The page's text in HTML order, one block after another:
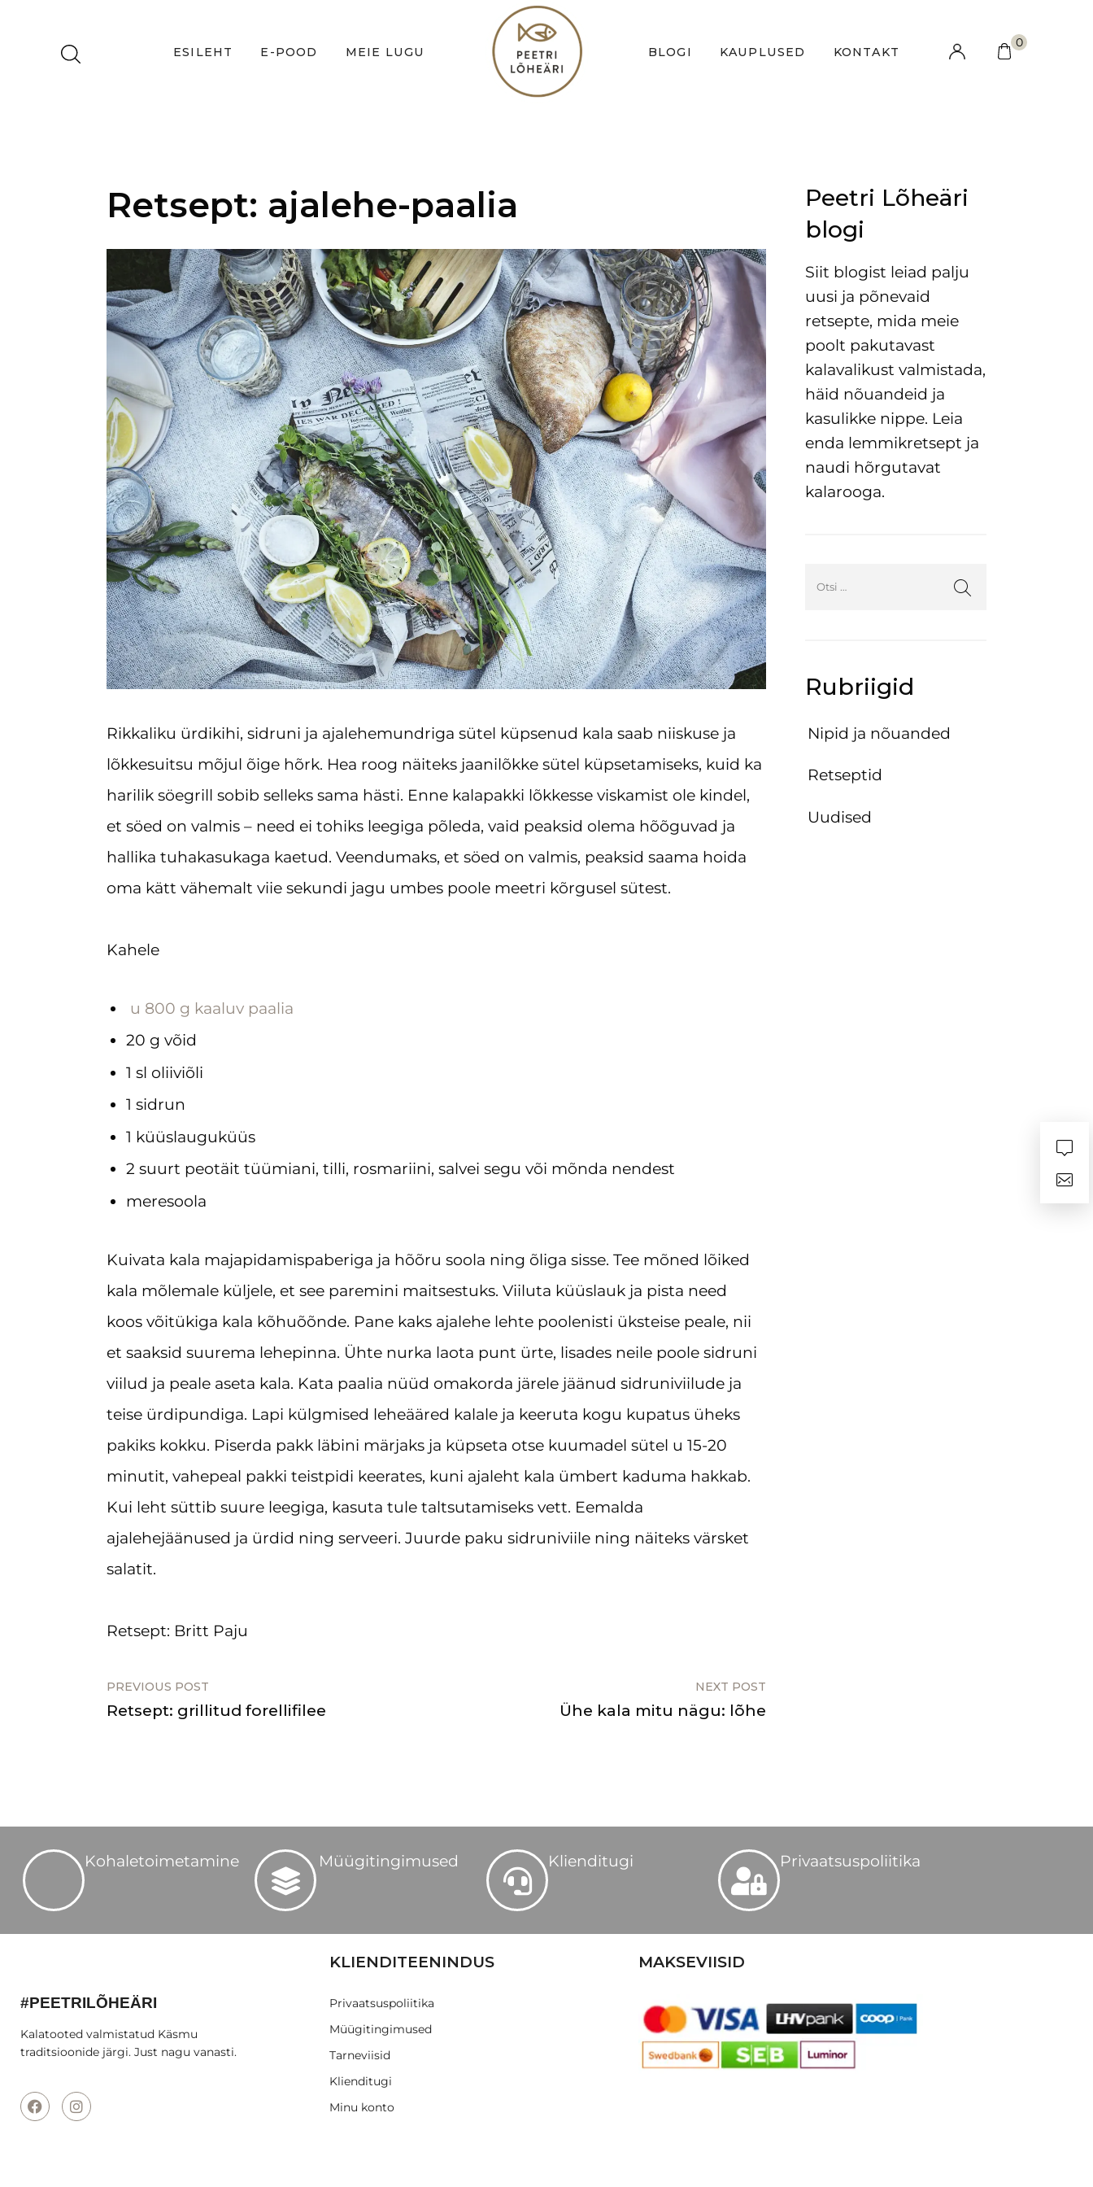
ESILEHT E-POOD MEIE LUGU BLOGI KAUPLUSED KONTAKT
0
Retsept: ajalehe-paalia
Rikkaliku ürdikihi, sidruni ja ajalehemundriga sütel küpsenud kala saab niiskuse ja
lõkkesuitsu mõjul õige hõrk. Hea roog näiteks jaanilõkke sütel küpsetamiseks, kuid ka
harilik söegrill sobib selleks sama hästi. Enne kalapakki lõkkesse viskamist ole kindel,
et söed on valmis – need ei tohiks leegiga põleda, vaid peaksid olema hõõguvad ja
hallika tuhakasukaga kaetud. Veendumaks, et söed on valmis, peaksid saama hoida
oma kätt vähemalt viie sekundi jagu umbes poole meetri kõrgusel sütest.
Kahele
u 800 g kaaluv paalia
20 g võid
1 sl oliiviõli
1 sidrun
1 küüslauguküüs
2 suurt peotäit tüümiani, tilli, rosmariini, salvei segu või mõnda nendest
meresoola
Kuivata kala majapidamispaberiga ja hõõru soola ning õliga sisse. Tee mõned lõiked
kala mõlemale küljele, et see paremini maitsestuks. Viiluta küüslauk ja pista need
koos võitükiga kala kõhuõõnde. Pane kaks ajalehe lehte poolenisti üksteise peale, nii
et saaksid suurema lehepinna. Ühte nurka laota punt ürte, lisades neile poole sidruni
viilud ja peale aseta kala. Kata paalia nüüd omakorda järele jäänud sidruniviilude ja
teise ürdipundiga. Lapi külgmised leheääred kalale ja keeruta kogu kupatus üheks
pakiks kokku. Piserda pakk läbini märjaks ja küpseta otse kuumadel sütel u 15-20
minutit, vahepeal pakki teistpidi keerates, kuni ajaleht kala ümbert kaduma hakkab.
Kui leht süttib suure leegiga, kasuta tule taltsutamiseks vett. Eemalda
ajalehejäänused ja ürdid ning serveeri. Juurde paku sidruniviile ning näiteks värsket
salatit.
Retsept: Britt Paju
PREVIOUS POST NEXT POST
Retsept: grillitud forellifilee Ühe kala mitu nägu: lõhe
Peetri Lõheäri
blogi
Siit blogist leiad palju
uusi ja põnevaid
retsepte, mida meie
poolt pakutavast
kalavalikust valmistada,
häid nõuandeid ja
kasulikke nippe. Leia
enda lemmikretsept ja
naudi hõrgutavat
kalarooga.
Rubriigid
Nipid ja nõuanded
Retseptid
Uudised
Kohaletoimetamine Müügitingimused Klienditugi Privaatsuspoliitika
#PEETRILÕHEÄRI
Kalatooted valmistatud Käsmu
traditsioonide järgi. Just nagu vanasti.
KLIENDITEENINDUS
Privaatsuspoliitika
Müügitingimused
Tarneviisid
Klienditugi
Minu konto
MAKSEVIISID